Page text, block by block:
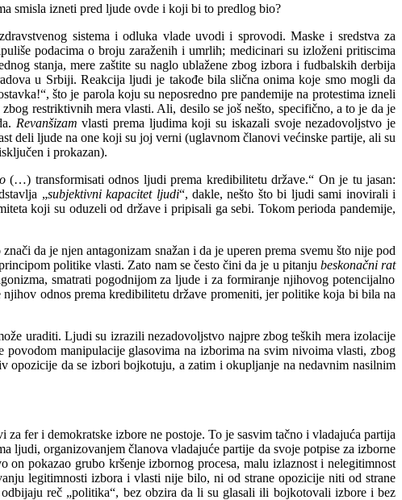
smisla izneti pred ljude ovde i koji bi to predlog bio?
sistema i odluka vlade uvodi i sprovodi. Maske i sredstva za
podacima o broju zaraženih i umrlih; medicinari su izloženi pritiscima
stanja, mere zaštite su naglo ublažene zbog izbora i fudbalskih derbija
u Srbiji. Reakcija ljudi je takođe bila slična onima koje smo mogli da
što je parola koju su neposredno pre pandemije na protestima izneli
restriktivnih mera vlasti. Ali, desilo se još nešto, specifično, a to je da je
Revanšizam vlasti prema ljudima koji su iskazali svoje nezadovoljstvo je
deli ljude na one koji su joj verni (uglavnom članovi većinske partije, ali su
i prokazan).
(…) transformisati odnos ljudi prema kredibilitetu države.“ On je tu jasan:
„subjektivni kapacitet ljudi“, dakle, nešto što bi ljudi sami inovirali i
koji su oduzeli od države i pripisali ga sebi. Tokom perioda pandemije,
da je njen antagonizam snažan i da je uperen prema svemu što nije pod
politike vlasti. Zato nam se često čini da je u pitanju beskonačni rat
smatrati pogodnijom za ljude i za formiranje njihovog potencijalno
odnos prema kredibilitetu države promeniti, jer politike koja bi bila na
uraditi. Ljudi su izrazili nezadovoljstvo najpre zbog teških mera izolacije
povodom manipulacije glasovima na izborima na svim nivoima vlasti, zbog
opozicije da se izbori bojkotuju, a zatim i okupljanje na nedavnim nasilnim
fer i demokratske izbore ne postoje. To je sasvim tačno i vladajuća partija
ljudi, organizovanjem članova vladajuće partije da svoje potpise za izborne
pokazao grubo kršenje izbornog procesa, malu izlaznost i nelegitimnost
legitimnosti izbora i vlasti nije bilo, ni od strane opozicije niti od strane
reč „politika“, bez obzira da li su glasali ili bojkotovali izbore i bez